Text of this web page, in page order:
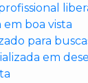
em boa vista
para
em